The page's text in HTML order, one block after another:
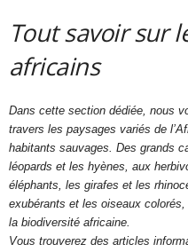
Tout savoir sur
africains
Dans cette section dédiée, nous
travers les paysages variés de
habitants sauvages. Des grands
léopards et les hyènes, aux
éléphants, les girafes et les
exubérants et les oiseaux
la biodiversité africaine.
Vous trouverez des articles